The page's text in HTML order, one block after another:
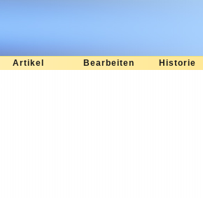
Artikel Bearbeiten Historie